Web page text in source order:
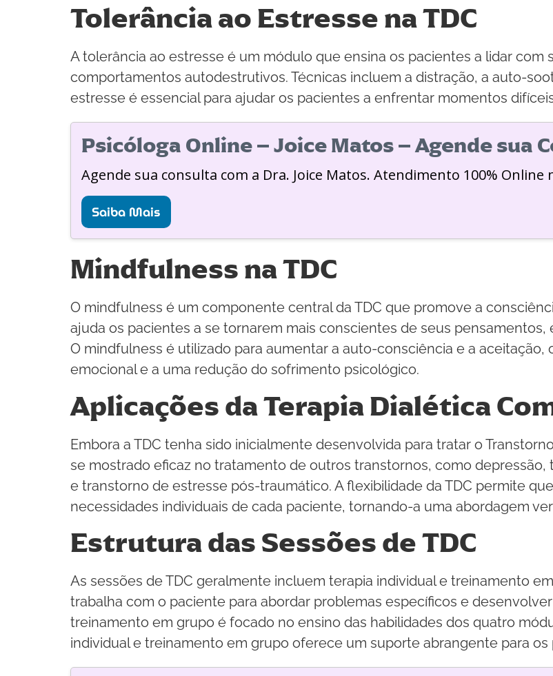
Tolerância ao Estresse na TDC
A tolerância ao estresse é um módulo que ensina os pacientes a lidar com
comportamentos autodestrutivos. Técnicas incluem a distração, a auto-
estresse é essencial para ajudar os pacientes a enfrentar momentos
Psicóloga Online – Joice Matos – Agende sua
Agende sua consulta com a Dra. Joice Matos. Atendimento 100% Online
Saiba Mais
Mindfulness na TDC
O mindfulness é um componente central da TDC que promove a
ajuda os pacientes a se tornarem mais conscientes de seus
O mindfulness é utilizado para aumentar a auto-consciência e a
emocional e a uma redução do sofrimento psicológico.
Aplicações da Terapia Dialética
Embora a TDC tenha sido inicialmente desenvolvida para tratar o
se mostrado eficaz no tratamento de outros transtornos, como
e transtorno de estresse pós-traumático. A flexibilidade da TDC permite
necessidades individuais de cada paciente, tornando-a uma abordagem
Estrutura das Sessões de TDC
As sessões de TDC geralmente incluem terapia individual e treinamento
trabalha com o paciente para abordar problemas específicos e
treinamento em grupo é focado no ensino das habilidades dos quatro
individual e treinamento em grupo oferece um suporte abrangente para os